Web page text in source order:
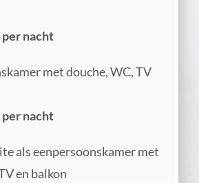
per nacht
met douche, WC, TV
per nacht
als eenpersoonskamer met
en balkon